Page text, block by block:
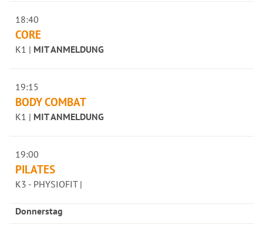
18:40
CORE
K1 | MIT ANMELDUNG
19:15
BODY COMBAT
K1 | MIT ANMELDUNG
19:00
PILATES
K3 - PHYSIOFIT |
Donnerstag